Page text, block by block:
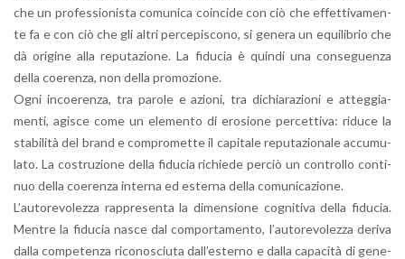
che un pro­fes­sio­ni­sta co­mu­ni­ca coin­ci­de con ciò che ef­fet­ti­va­men­
te fa e con ciò che gli altri per­ce­pi­sco­no, si ge­ne­ra un equi­li­brio che
dà ori­gi­ne alla re­pu­ta­zio­ne. La fi­du­cia è quin­di una con­se­guen­za
della coe­ren­za, non della pro­mo­zio­ne.
Ogni in­coe­ren­za, tra pa­ro­le e azio­ni, tra di­chia­ra­zio­ni e at­teg­gia­
men­ti, agi­sce come un ele­men­to di ero­sio­ne per­cet­ti­va: ri­du­ce la
sta­bi­li­tà del brand e com­pro­met­te il ca­pi­ta­le re­pu­ta­zio­na­le ac­cu­mu­
la­to. La co­stru­zio­ne della fi­du­cia ri­chie­de per­ciò un con­trol­lo con­ti­
nuo della coe­ren­za in­ter­na ed ester­na della co­mu­ni­ca­zio­ne.
L’au­to­re­vo­lez­za rap­pre­sen­ta la di­men­sio­ne co­gni­ti­va della fi­du­cia.
Men­tre la fi­du­cia nasce dal com­por­ta­men­to, l’au­to­re­vo­lez­za de­ri­va
dalla com­pe­ten­za ri­co­no­sciu­ta dal­l’e­ster­no e dalla ca­pa­ci­tà di ge­ne­